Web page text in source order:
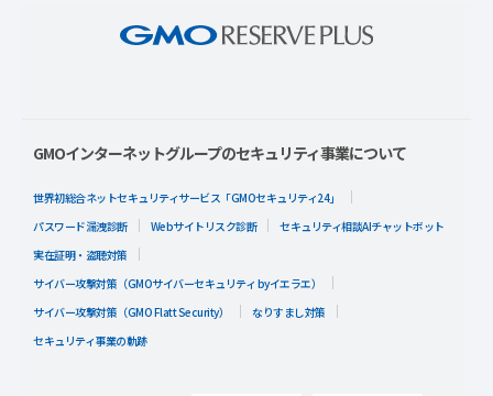
GMOインターネットグループのセキュリティ事業について
世界初総合ネットセキュリティサービス「GMOセキュリティ24」
パスワード漏洩診断
Webサイトリスク診断
セキュリティ相談AIチャットボット
実在証明・盗聴対策
サイバー攻撃対策（GMOサイバーセキュリティ byイエラエ）
サイバー攻撃対策（GMO Flatt Security）
なりすまし対策
セキュリティ事業の軌跡